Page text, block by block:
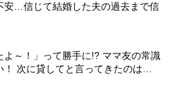
安…信じて結婚した夫の過去まで信
よ～！」って勝手に!? ママ友の常識
！ 次に貸してと言ってきたのは…